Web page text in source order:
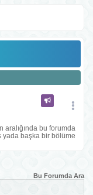
aralığında bu forumda
yada başka bir bölüme
Bu Forumda Ara